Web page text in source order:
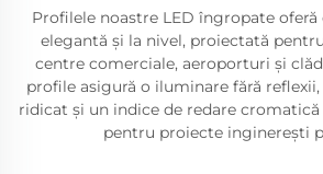
Profilele noastre LED îngropate
elegantă și la nivel, proiectată
centre comerciale, aeroporturi și
profile asigură o iluminare fără
ridicat și un indice de redare
pentru proiecte inginerești